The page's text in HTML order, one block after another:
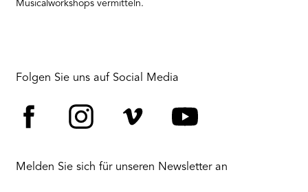
Musicalworkshops vermitteln.
Folgen Sie uns auf Social Media
Melden Sie sich für unseren Newsletter an